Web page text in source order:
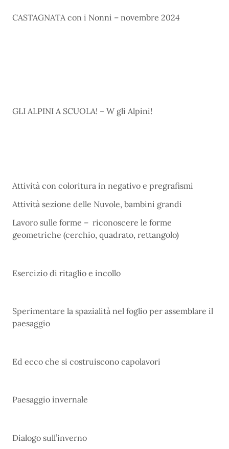
CASTAGNATA con i Nonni – novembre 2024
GLI ALPINI A SCUOLA! – W gli Alpini!
Attività con coloritura in negativo e pregrafismi
Attività sezione delle Nuvole, bambini grandi
Lavoro sulle forme – riconoscere le forme
geometriche (cerchio, quadrato, rettangolo)
Esercizio di ritaglio e incollo
Sperimentare la spazialità nel foglio per assemblare il
paesaggio
Ed ecco che si costruiscono capolavori
Paesaggio invernale
Dialogo sull’inverno